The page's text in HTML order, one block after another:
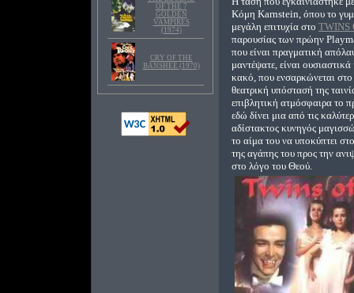
OF THE 7
GOLDEN
VAMPIRES
(1974)
CRY OF THE
BANSHEE (1970)
Κόμη Karnstein, όπου το
μεγάλη επιτυχία στο TWINS
παρουσίας των πρώην
που είναι πραγματική
μαντέψατε, είναι
κακό, που ενσαρκώνεται
θεατρική υπόστασή της
επιβλητική ατμόσφαιρα το
εδώ δίνει μια από τις
αδίστακτος κυνηγός
το αίμα του να υποκύπτει
της αγάπης του προς την
στο λόγο του Θεού.